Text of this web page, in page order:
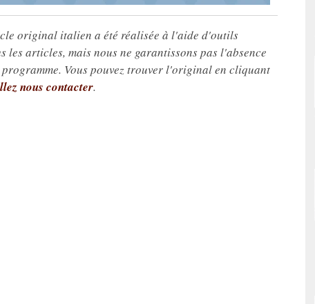
original italien a été réalisée à l'aide d'outils
les articles, mais nous ne garantissons pas l'absence
Vous pouvez trouver l'original en cliquant
nous contacter.